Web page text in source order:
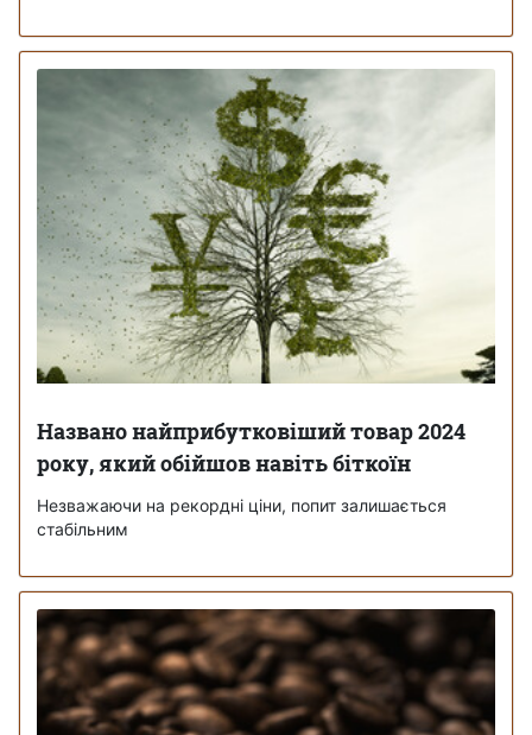
Названо найприбутковіший товар 2024
року, який обійшов навіть біткоїн
Незважаючи на рекордні ціни, попит залишається
стабільним